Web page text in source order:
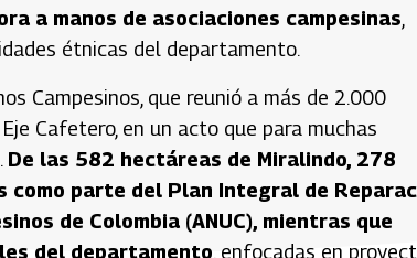
a manos de asociaciones campesinas
étnicas del departamento.
Campesinos, que reunió a más de 2.000
Cafetero, en un acto que para muchas
De las 582 hectáreas de Miralindo, 278
como parte del Plan Integral de
de Colombia (ANUC), mientras que
del departamento , enfocadas en